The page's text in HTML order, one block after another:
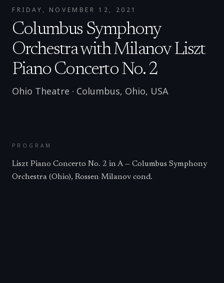
FRIDAY, NOVEMBER 12, 2021
Columbus Symphony
Orchestra with Milanov Liszt
Piano Concerto No. 2
Ohio Theatre · Columbus, Ohio, USA
PROGRAM
Liszt Piano Concerto No. 2 in A — Columbus Symphony
Orchestra (Ohio), Rossen Milanov cond.